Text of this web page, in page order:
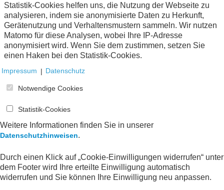
Daten als Schlüssel zum kontrollierten
Warenverkehr
Die Europäische Kommission plant mit dem EU
Customs Data Hub eine umfassende Neugestaltung
der Zoll-IT in Europa (Verordnungsvorschlag zur
Statistik-Cookies helfen uns, die Nutzung der Webseite zu
analysieren, indem sie anonymisierte Daten zu Herkunft,
Gerätenutzung und Verhaltensmustern sammeln. Wir nutzen
Matomo für diese Analysen, wobei Ihre IP-Adresse
anonymisiert wird. Wenn Sie dem zustimmen, setzen Sie
einen Haken bei den Statistik-Cookies.
Impressum | Datenschutz
Notwendige Cookies
Statistik-Cookies
Weitere Informationen finden Sie in unserer
Datenschutzhinweisen.
Durch einen Klick auf „Cookie-Einwilligungen widerrufen“ unter
dem Footer wird Ihre erteilte Einwilligung automatisch
widerrufen und Sie können Ihre Einwilligung neu anpassen.